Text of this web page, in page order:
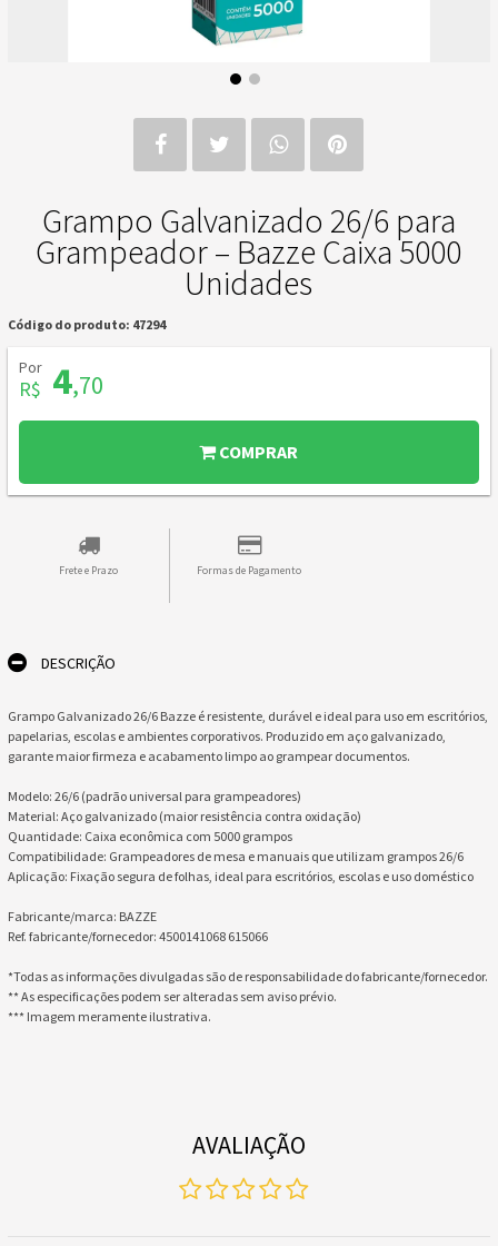
Grampo Galvanizado 26/6 para
Grampeador – Bazze Caixa 5000
Unidades
Código do produto: 47294
Por
R$ 4,70
COMPRAR
Frete e Prazo Formas de Pagamento
DESCRIÇÃO
Grampo Galvanizado 26/6 Bazze é resistente, durável e ideal para uso em escritórios,
papelarias, escolas e ambientes corporativos. Produzido em aço galvanizado,
garante maior firmeza e acabamento limpo ao grampear documentos.
Modelo: 26/6 (padrão universal para grampeadores)
Material: Aço galvanizado (maior resistência contra oxidação)
Quantidade: Caixa econômica com 5000 grampos
Compatibilidade: Grampeadores de mesa e manuais que utilizam grampos 26/6
Aplicação: Fixação segura de folhas, ideal para escritórios, escolas e uso doméstico
Fabricante/marca: BAZZE
Ref. fabricante/fornecedor: 4500141068 615066
*Todas as informações divulgadas são de responsabilidade do fabricante/fornecedor.
** As especificações podem ser alteradas sem aviso prévio.
*** Imagem meramente ilustrativa.
AVALIAÇÃO